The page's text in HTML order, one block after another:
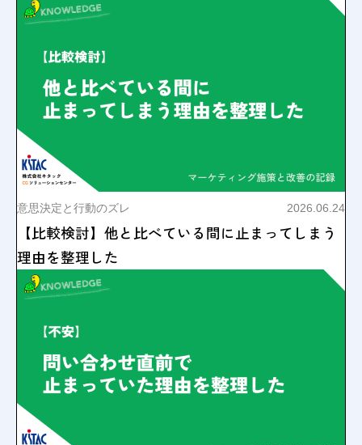
意思決定と行動のズレ 2026.06.24
【比較検討】他と比べている間に止まってしまう
理由を整理した